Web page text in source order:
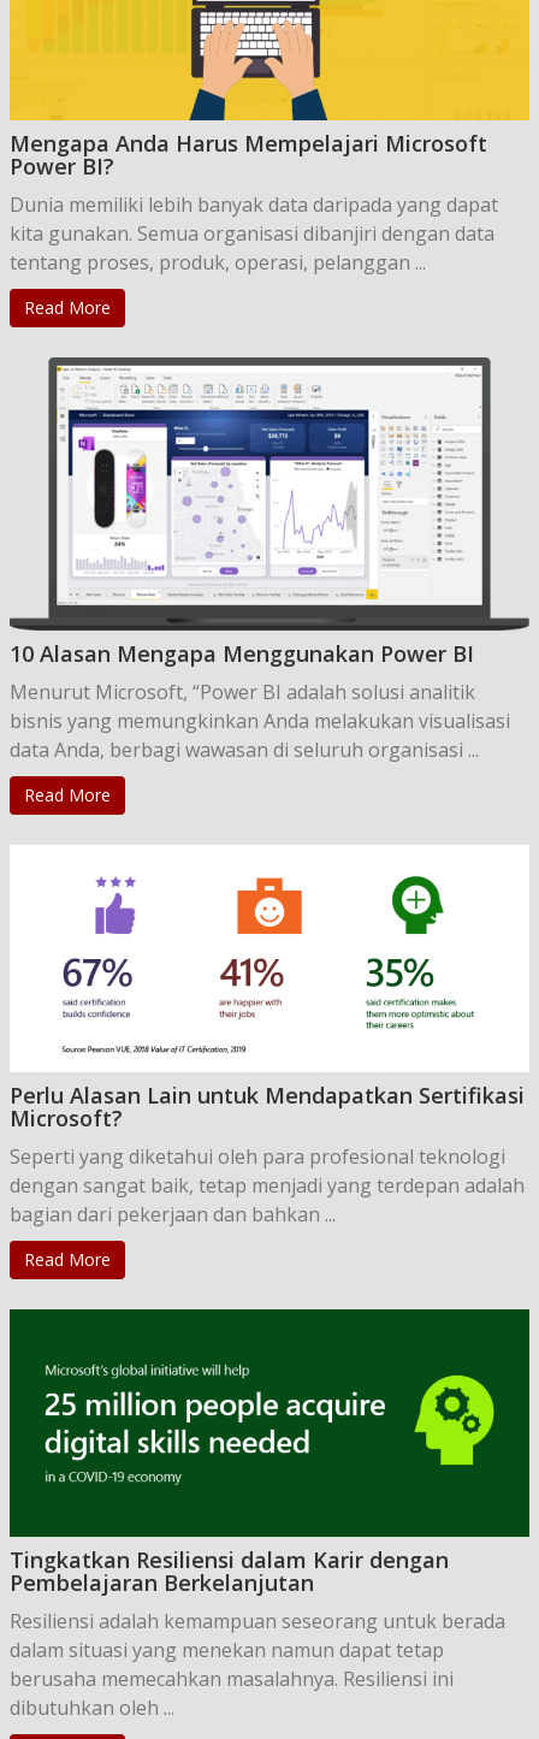
Mengapa Anda Harus Mempelajari Microsoft
Power BI?
Dunia memiliki lebih banyak data daripada yang dapat
kita gunakan. Semua organisasi dibanjiri dengan data
tentang proses, produk, operasi, pelanggan ...
Read More
10 Alasan Mengapa Menggunakan Power BI
Menurut Microsoft, “Power BI adalah solusi analitik
bisnis yang memungkinkan Anda melakukan visualisasi
data Anda, berbagi wawasan di seluruh organisasi ...
Read More
Perlu Alasan Lain untuk Mendapatkan Sertifikasi
Microsoft?
Seperti yang diketahui oleh para profesional teknologi
dengan sangat baik, tetap menjadi yang terdepan adalah
bagian dari pekerjaan dan bahkan ...
Read More
Tingkatkan Resiliensi dalam Karir dengan
Pembelajaran Berkelanjutan
Resiliensi adalah kemampuan seseorang untuk berada
dalam situasi yang menekan namun dapat tetap
berusaha memecahkan masalahnya. Resiliensi ini
dibutuhkan oleh ...